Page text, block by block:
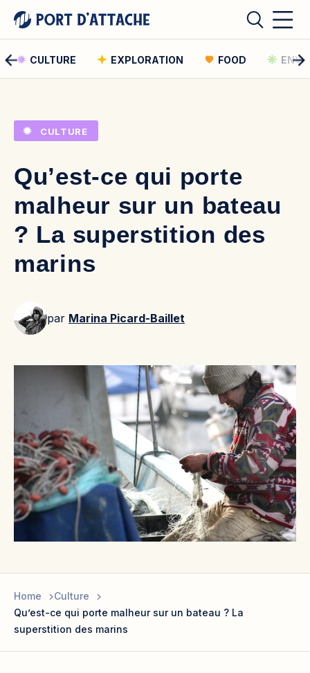
CULTURE EXPLORATION FOOD
Comment pouvons-nous vous aider ?
Rechercher
CULTURE
Qu’est-ce qui porte
malheur sur un bateau
? La superstition des
marins
par Marina Picard-Baillet
Home
Culture
Qu’est-ce qui porte malheur sur un bateau ? La
superstition des marins